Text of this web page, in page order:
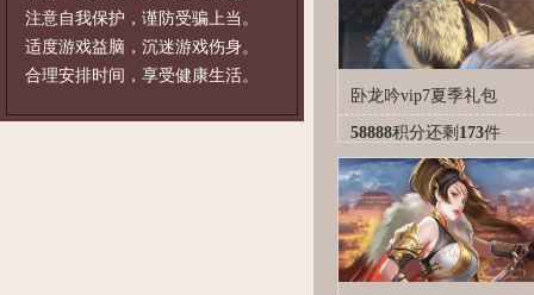
注意自我保护，谨防受骗上当。
适度游戏益脑，沉迷游戏伤身。
合理安排时间，享受健康生活。
卧龙吟vip7夏季礼包
58888积分还剩 173件